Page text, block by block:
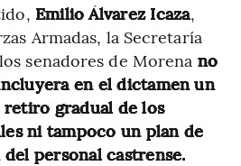
Emilio Álvarez Icaza,
Armadas, la Secretaría
senadores de Morena no
en el dictamen un
gradual de los
ni tampoco un plan de
personal castrense.